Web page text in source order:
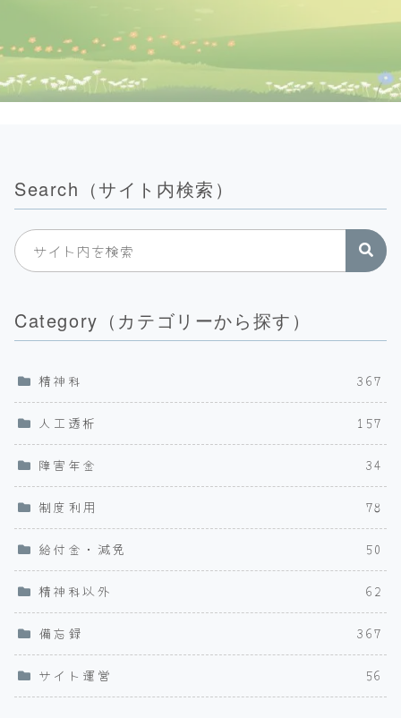
Search（サイト内検索）
Category（カテゴリーから探す）
精神科 367
人工透析 157
障害年金 34
制度利用 78
給付金・減免 50
精神科以外 62
備忘録 367
サイト運営 56